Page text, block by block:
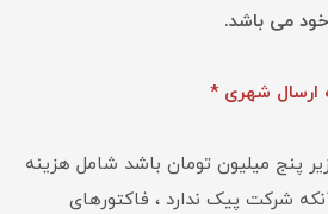
می باشد.
ارسال شهری *
پنج میلیون تومان باشد شامل هزینه
شرکت پیک ندارد ، فاکتورهای